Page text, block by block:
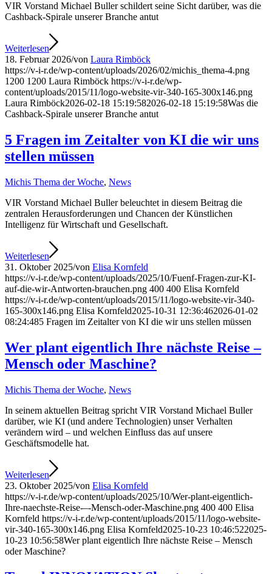
VIR Vorstand Michael Buller schildert seine Sicht darüber, was die
Cashback-Spirale unserer Branche antut
Weiterlesen
18. Februar 2026/von Laura Rimböck
https://v-i-r.de/wp-content/uploads/2026/02/michis_thema-4.png
1200 1200 Laura Rimböck https://v-i-r.de/wp-
content/uploads/2015/11/logo-website-vir-340-165-300x146.png
Laura Rimböck2026-02-18 15:19:582026-02-18 15:19:58Was die
Cashback-Spirale unserer Branche antut
5 Fragen im Zeitalter von KI die wir uns
stellen müssen
Michis Thema der Woche, News
VIR Vorstand Michael Buller beleuchtet in diesem Beitrag die
zentralen Herausforderungen und Chancen der Künstlichen
Intelligenz für Wirtschaft und Gesellschaft.
Weiterlesen
31. Oktober 2025/von Elisa Kornfeld
https://v-i-r.de/wp-content/uploads/2025/10/Fuenf-Fragen-zur-KI-
auf-die-wir-Antworten-brauchen.png 400 400 Elisa Kornfeld
https://v-i-r.de/wp-content/uploads/2015/11/logo-website-vir-340-
165-300x146.png Elisa Kornfeld2025-10-31 12:36:462026-01-02
08:24:485 Fragen im Zeitalter von KI die wir uns stellen müssen
Wer plant eigentlich Ihre nächste Reise –
Mensch oder Maschine?
Michis Thema der Woche, News
In seinem aktuellen Beitrag spricht VIR Vorstand Michael Buller
darüber, wie KI (und andere Technologien) unser Verhalten
verändern wird – und welchen Einfluss das auf unsere
Geschäftsmodelle hat.
Weiterlesen
23. Oktober 2025/von Elisa Kornfeld
https://v-i-r.de/wp-content/uploads/2025/10/Wer-plant-eigentlich-
Ihre-naechste-Reise-–-Mensch-oder-Maschine.png 400 400 Elisa
Kornfeld https://v-i-r.de/wp-content/uploads/2015/11/logo-website-
vir-340-165-300x146.png Elisa Kornfeld2025-10-23 10:46:522025-
10-23 10:56:58Wer plant eigentlich Ihre nächste Reise – Mensch
oder Maschine?